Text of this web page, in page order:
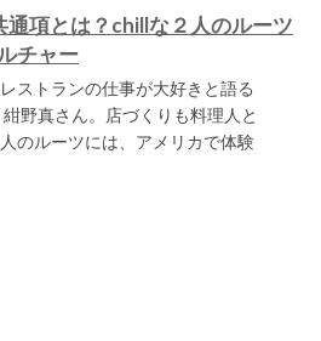
項とは？chillな２人のルーツ
チャー
ストランの仕事が大好きと語る
野真さん。店づくりも料理人と
のルーツには、アメリカで体験